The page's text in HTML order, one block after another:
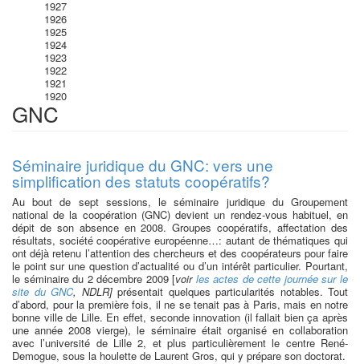
1927
1926
1925
1924
1923
1922
1921
1920
GNC
Séminaire juridique du GNC: vers une
simplification des statuts coopératifs?
Au bout de sept sessions, le séminaire juridique du Groupement
national de la coopération (GNC) devient un rendez-vous habituel, en
dépit de son absence en 2008. Groupes coopératifs, affectation des
résultats, société coopérative européenne…: autant de thématiques qui
ont déjà retenu l’attention des chercheurs et des coopérateurs pour faire
le point sur une question d’actualité ou d’un intérêt particulier. Pourtant,
le séminaire du 2 décembre 2009 [voir les actes de cette journée sur le
site du GNC, NDLR]présentait quelques particularités notables. Tout
d’abord, pour la première fois, il ne se tenait pas à Paris, mais en notre
bonne ville de Lille. En effet, seconde innovation (il fallait bien ça après
une année 2008 vierge), le séminaire était organisé en collaboration
avec l’université de Lille 2, et plus particulièrement le centre René-
Demogue, sous la houlette de Laurent Gros, qui y prépare son doctorat.